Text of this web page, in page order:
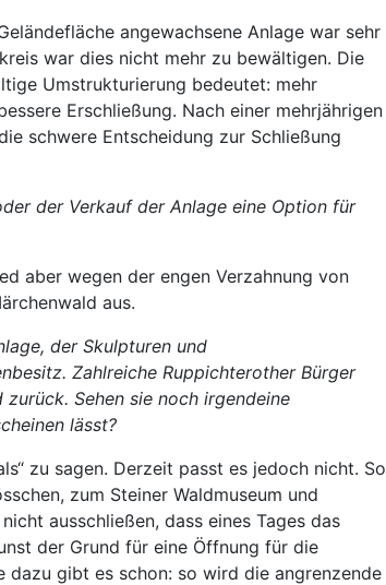
angewachsene Anlage war sehr
war dies nicht mehr zu bewältigen. Die
Umstrukturierung bedeutet: mehr
Erschließung. Nach einer mehrjährigen
schwere Entscheidung zur Schließung
der Verkauf der Anlage eine Option für
aber wegen der engen Verzahnung von
aus.
der Skulpturen und
Zahlreiche Ruppichterother Bürger
Sehen sie noch irgendeine
lässt?
zu sagen. Derzeit passt es jedoch nicht. So
zum Steiner Waldmuseum und
ausschließen, dass eines Tages das
der Grund für eine Öffnung für die
gibt es schon: so wird die angrenzende